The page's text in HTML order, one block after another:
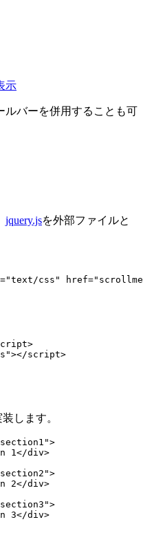
示
ルバーを併用することも可
jquery.jsを外部ファイルと
css"
script>
します。
1</div>
2</div>
3</div>